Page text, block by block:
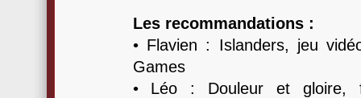
Les recommandations :
• Flavien : Islanders, jeu
Games
• Léo : Douleur et gloire,